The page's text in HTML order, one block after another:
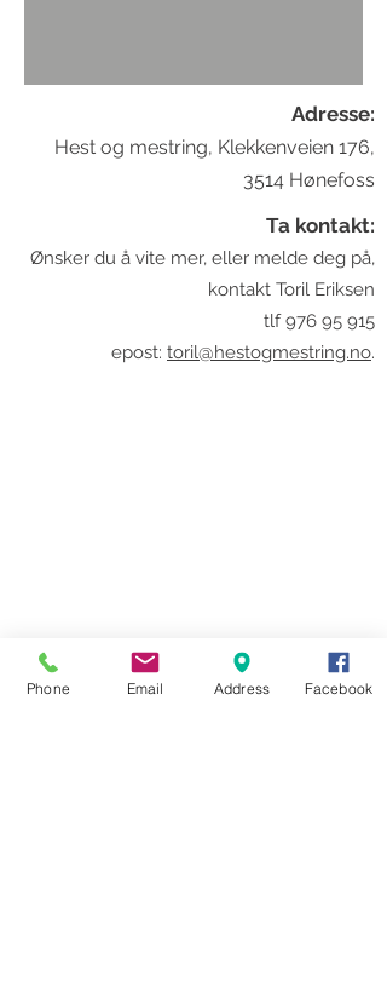
Adresse:
Hest og mestring, Klekkenveien 176,
3514 Hønefoss
Ta kontakt:
Ønsker du å vite mer, eller melde deg på,
kontakt Toril Eriksen
tlf976 95 915
epost: toril@hestogmestring.no.
Phone Email Address Facebook